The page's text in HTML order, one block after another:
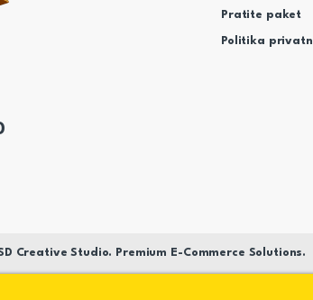
Pratite paket
Politika
Creative Studio. Premium E-Commerce Solutions.